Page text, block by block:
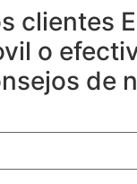
clientes
o
de